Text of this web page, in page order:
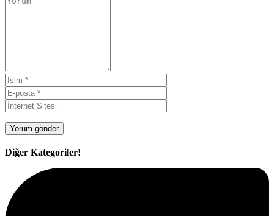
Diğer Kategoriler!